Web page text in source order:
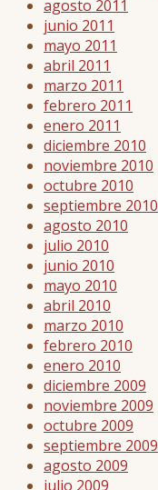
agosto 2011
junio 2011
mayo 2011
abril 2011
marzo 2011
febrero 2011
enero 2011
diciembre 2010
noviembre 2010
octubre 2010
septiembre 2010
agosto 2010
julio 2010
junio 2010
mayo 2010
abril 2010
marzo 2010
febrero 2010
enero 2010
diciembre 2009
noviembre 2009
octubre 2009
septiembre 2009
agosto 2009
julio 2009